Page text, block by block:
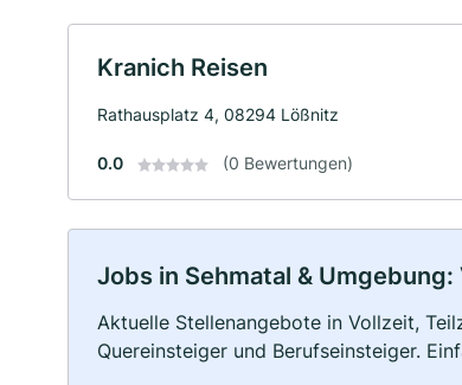
Kranich Reisen
Rathausplatz 4, 08294 Lößnitz
0.0 (0 Bewertungen)
Jobs in Sehmatal &
Aktuelle Stellenangebote in Vollzeit,
Quereinsteiger und Berufseinsteiger.